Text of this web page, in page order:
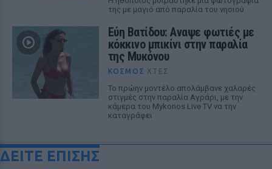
της με μαγιό από παραλία του νησιού
Εύη Βατίδου: Αναψε φωτιές με
κόκκινο μπικίνι στην παραλία
της Μυκόνου
ΚΌΣΜΟΣ ΧΤΕΣ
Το πρώην μοντέλο απολάμβανε χαλαρές
στιγμές στην παραλία Αγράρι, με την
κάμερα του Mykonos Live TV να την
καταγράφει
ΔΕΙΤΕ ΕΠΙΣΗΣ